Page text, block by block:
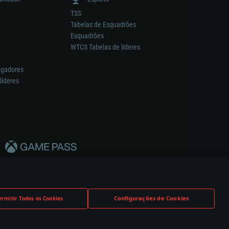
Todos os Cookies Configurações de Cookies
TSS
Tabelas de Esquadrões
Esquadrões
WTCS Tabelas de líderes